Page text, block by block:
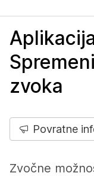
zvoka
Povratne
Zvočne